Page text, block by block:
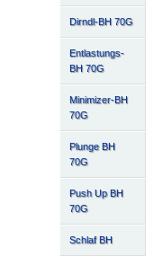
Dirndl-BH 70G
Entlastungs-
BH 70G
Minimizer-BH
70G
Plunge BH
70G
Push Up BH
70G
Schlaf BH